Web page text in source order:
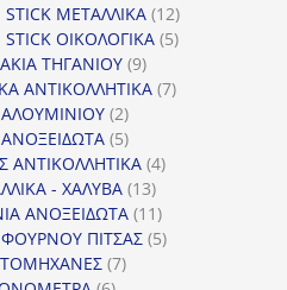
προϊόντα
STICK ΜΕΤΑΛΛΙΚΑ 1212
προϊόντα
STICK ΟΙΚΟΛΟΓΙΚΑ 55
ΤΗΓΑΝΙΟΥ 99
προϊόντα
ΑΝΤΙΚΟΛΛΗΤΙΚΑ 77
ΑΛΟΥΜΙΝΙΟΥ 22
προϊόντα
ΑΝΟΞΕΙΔΩΤΑ 55
προϊόντα
ΑΝΤΙΚΟΛΛΗΤΙΚΑ 44
- ΧΑΛΥΒΑ 1313
προϊόντα
ΑΝΟΞΕΙΔΩΤΑ 1111
προϊόντα
ΠΙΤΣΑΣ 55
77